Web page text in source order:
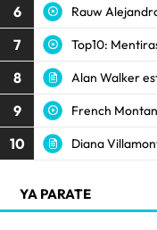
6 Rauw
7 Top10:
8 Alan Walker
9 French
10 Diana
YA PARATE